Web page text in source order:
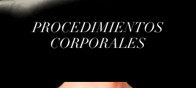
PROCEDIMIENTOS
CORPORALES